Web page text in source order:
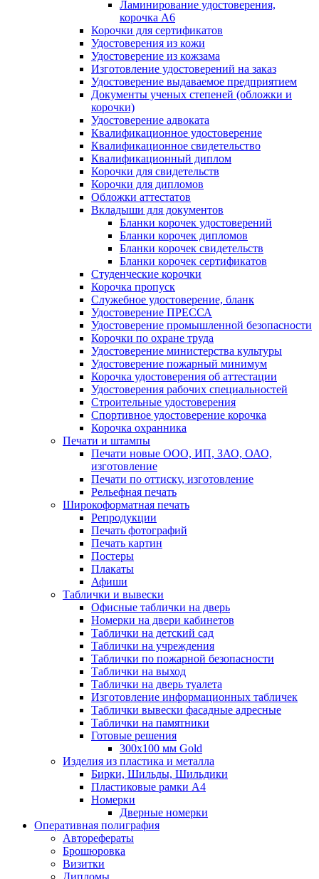
Ламинирование удостоверения,
корочка А6
Корочки для сертификатов
Удостоверения из кожи
Удостоверение из кожзама
Изготовление удостоверений на заказ
Удостоверение выдаваемое предприятием
Документы ученых степеней (обложки и
корочки)
Удостоверение адвоката
Квалификационное удостоверение
Квалификационное свидетельство
Квалификационный диплом
Корочки для свидетельств
Корочки для дипломов
Обложки аттестатов
Вкладыши для документов
Бланки корочек удостоверений
Бланки корочек дипломов
Бланки корочек свидетельств
Бланки корочек сертификатов
Студенческие корочки
Корочка пропуск
Служебное удостоверение, бланк
Удостоверение ПРЕССА
Удостоверение промышленной безопасности
Корочки по охране труда
Удостоверение министерства культуры
Удостоверение пожарный минимум
Корочка удостоверения об аттестации
Удостоверения рабочих специальностей
Строительные удостоверения
Спортивное удостоверение корочка
Корочка охранника
Печати и штампы
Печати новые ООО, ИП, ЗАО, ОАО,
изготовление
Печати по оттиску, изготовление
Рельефная печать
Широкоформатная печать
Репродукции
Печать фотографий
Печать картин
Постеры
Плакаты
Афиши
Таблички и вывески
Офисные таблички на дверь
Номерки на двери кабинетов
Таблички на детский сад
Таблички на учреждения
Таблички по пожарной безопасности
Таблички на выход
Таблички на дверь туалета
Изготовление информационных табличек
Таблички вывески фасадные адресные
Таблички на памятники
Готовые решения
300x100 мм Gold
Изделия из пластика и металла
Бирки, Шильды, Шильдики
Пластиковые рамки А4
Номерки
Дверные номерки
Оперативная полиграфия
Авторефераты
Брошюровка
Визитки
Дипломы